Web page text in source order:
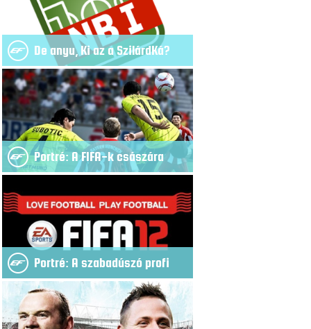
De anyu, Ki az a SzilárdKá?
Portré: A FIFA-k császára
Portré: A szabadúszó profi